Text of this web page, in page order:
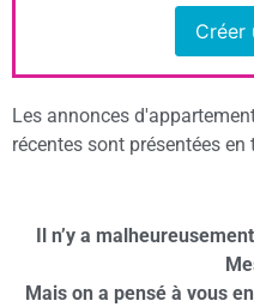
Créer
Les annonces
récentes sont présentées en
Il n’y a
Mais on a pensé à vous